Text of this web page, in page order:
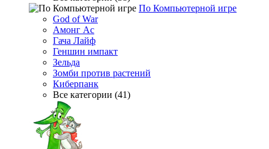
По Компьютерной игре
God of War
Амонг Ас
Гача Лайф
Геншин импакт
Зельда
Зомби против растений
Киберпанк
Все категории (41)